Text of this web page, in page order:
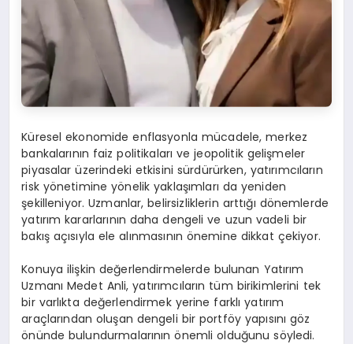
Küresel ekonomide enflasyonla mücadele, merkez
bankalarının faiz politikaları ve jeopolitik gelişmeler
piyasalar üzerindeki etkisini sürdürürken, yatırımcıların
risk yönetimine yönelik yaklaşımları da yeniden
şekilleniyor. Uzmanlar, belirsizliklerin arttığı dönemlerde
yatırım kararlarının daha dengeli ve uzun vadeli bir
bakış açısıyla ele alınmasının önemine dikkat çekiyor.
Konuya ilişkin değerlendirmelerde bulunan Yatırım
Uzmanı Medet Anli, yatırımcıların tüm birikimlerini tek
bir varlıkta değerlendirmek yerine farklı yatırım
araçlarından oluşan dengeli bir portföy yapısını göz
önünde bulundurmalarının önemli olduğunu söyledi.